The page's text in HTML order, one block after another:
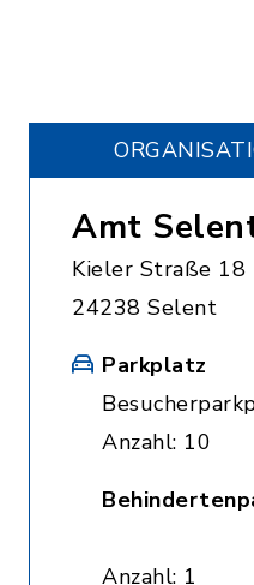
Amt
Kieler Straße 18
24238 Selent
Parkplatz
Anzahl: 10
Anzahl: 1